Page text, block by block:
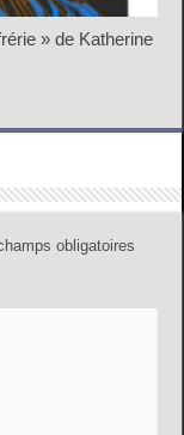
» de Katherine
obligatoires